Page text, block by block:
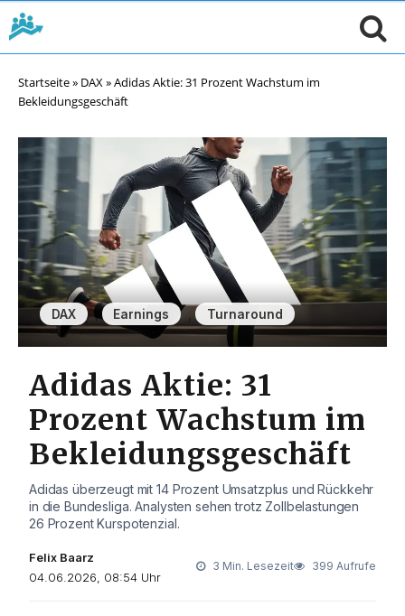
Startseite» DAX»Adidas Aktie: 31 Prozent Wachstum im
Bekleidungsgeschäft
DAX , Earnings , Turnaround
Adidas Aktie: 31
Prozent Wachstum im
Bekleidungsgeschäft
Adidas überzeugt mit 14 Prozent Umsatzplus und Rückkehr
in die Bundesliga. Analysten sehen trotz Zollbelastungen
26 Prozent Kurspotenzial.
Felix Baarz
04.06.2026, 08:54 Uhr
3 Min. Lesezeit 399 Aufrufe